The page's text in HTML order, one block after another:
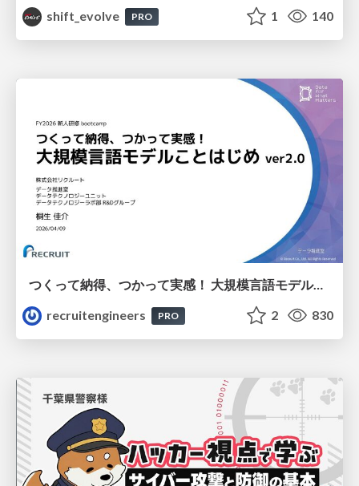
shift_evolve
PRO 1 140
つくって納得、つかって実感！ 大規模言語モデルことはじめ ver2.0
recruitengineers
PRO 2 830